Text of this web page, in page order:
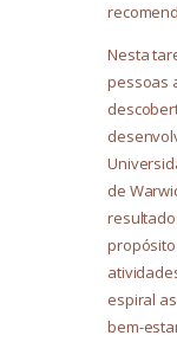
Nesta
pessoas
de
espiral
bem-